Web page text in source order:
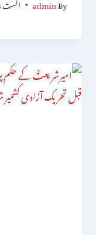
By
admin اگست 14, 2017